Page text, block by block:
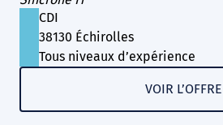
CDI
38130 Échirolles
Tous niveaux d’expérience
VOIR L’OFFRE